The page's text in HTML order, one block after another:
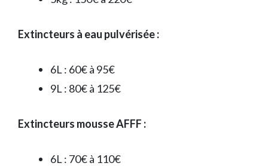
Extincteurs à eau pulvérisée :
6L : 60€ à 95€
9L : 80€ à 125€
Extincteurs mousse AFFF :
6L : 70€ à 110€